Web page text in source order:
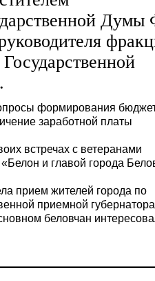
формирования
заработной платы
встречах с ветеранами
и главой города
прием жителей города по
приемной
беловчан